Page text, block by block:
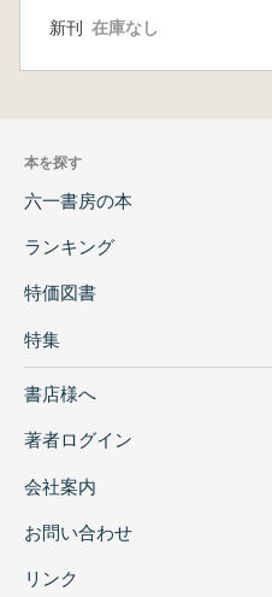
新刊 在庫なし
本を探す
六一書房の本
ランキング
特価図書
特集
書店様へ
著者ログイン
会社案内
お問い合わせ
リンク